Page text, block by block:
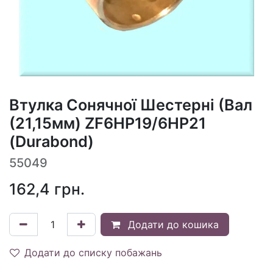
Втулка Сонячної Шестерні (Вал
(21,15мм) ZF6HP19/6HP21
(Durabond)
55049
162,4 грн.
Додати до кошика
Додати до списку побажань